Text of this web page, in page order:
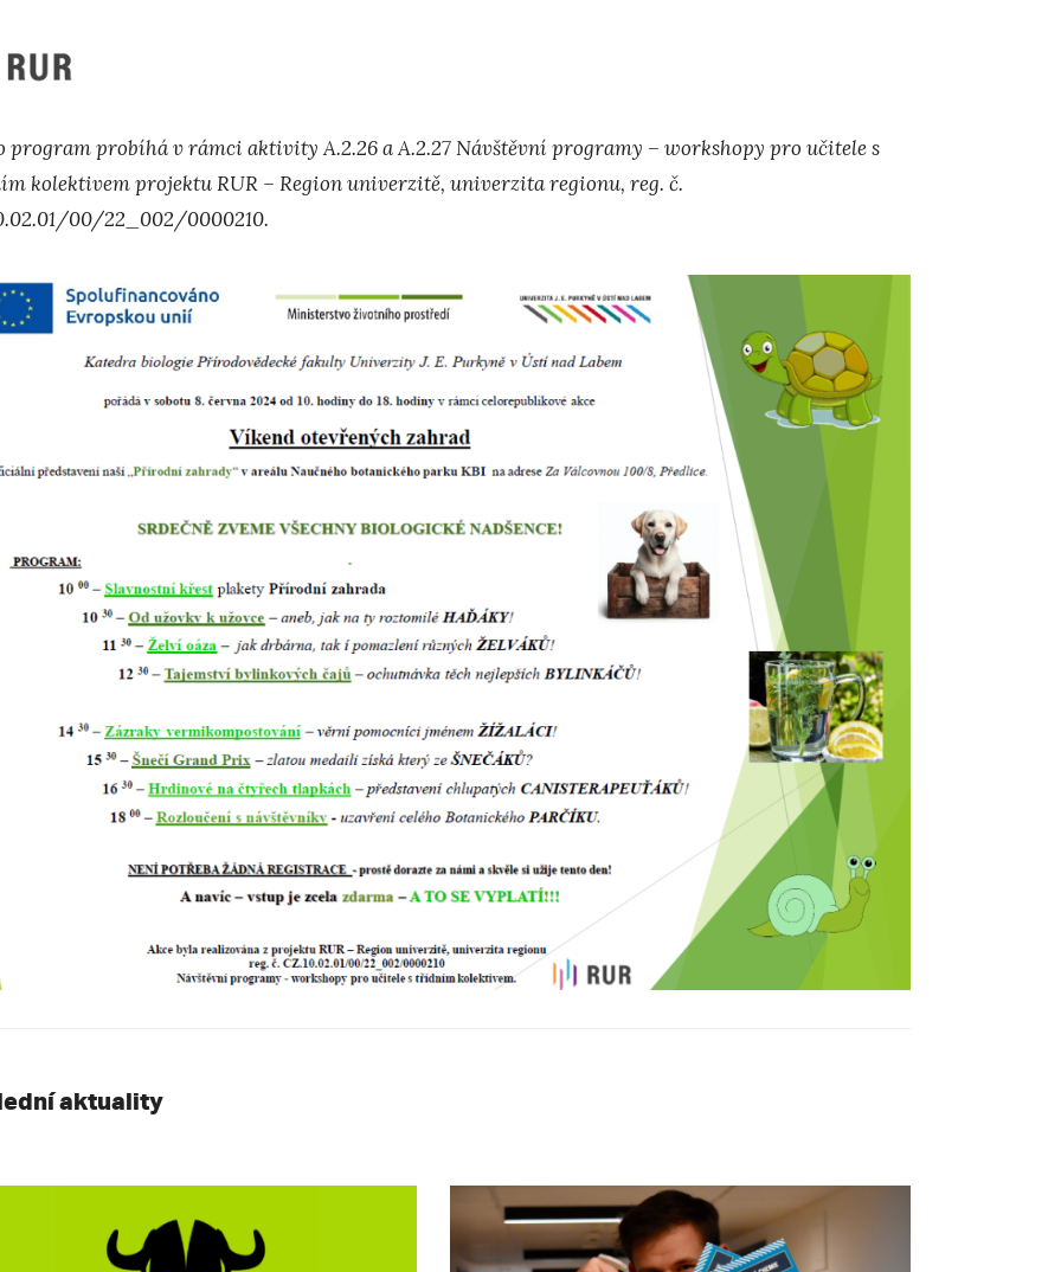
program probíhá v rámci aktivity A.2.26 a A.2.27 Návštěvní programy – workshopy pro učitele s
kolektivem projektu RUR – Region univerzitě, univerzita regionu, reg. č.
00/22_002/0000210.
aktuality